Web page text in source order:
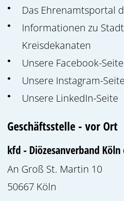
Das Ehrenamtsportal
Informationen zu
Kreisdekanaten
Unsere Facebook-Seite
Unsere Instagram-Seite
Unsere LinkedIn-Seite
Geschäftsstelle - vor Ort
kfd - Diözesanverband Köln
An Groß St. Martin 10
50667 Köln